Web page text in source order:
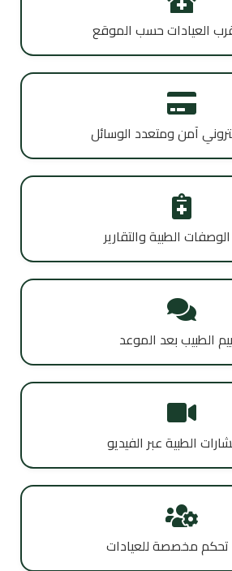
العيادات حسب الموقع
آمن ومتعدد الوسائل
الطبية والتقارير
الطبيب بعد الموعد
الطبية عبر الفيديو
تحكم مخصصة للعيادات